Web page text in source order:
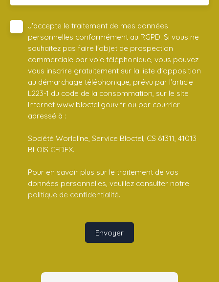
J'accepte le traitement de mes données
personnelles conformément au RGPD. Si vous ne
souhaitez pas faire l'objet de prospection
commerciale par voie téléphonique, vous pouvez
vous inscrire gratuitement sur la liste d'opposition
au démarchage téléphonique, prévu par l'article
L223-1 du code de la consommation, sur le site
Internet www.bloctel.gouv.fr ou par courrier
adressé à :
Société Worldline, Service Bloctel, CS 61311, 41013
BLOIS CEDEX.
Pour en savoir plus sur le traitement de vos
données personnelles, veuillez consulter notre
politique de confidentialité.
Envoyer